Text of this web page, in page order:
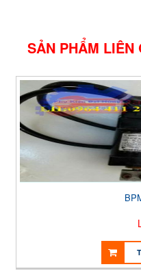
SẢN PHẨM LIÊN